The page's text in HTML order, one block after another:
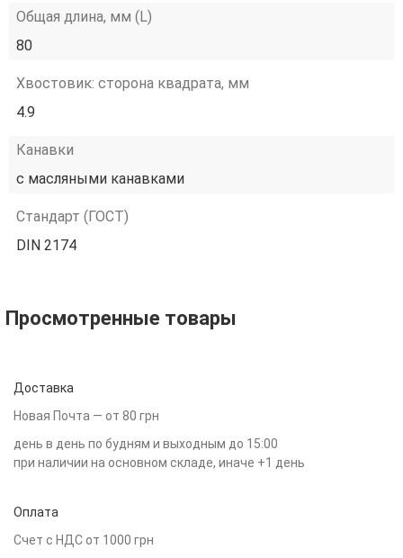
Общая длина, мм (L)
80
Хвостовик: сторона квадрата, мм
4.9
Канавки
с масляными канавками
Стандарт (ГОСТ)
DIN 2174
Просмотренные товары
Доставка
Новая Почта — от 80 грн
день в день по будням и выходным до 15:00
при наличии на основном складе, иначе +1 день
Оплата
Счет с НДС от 1000 грн